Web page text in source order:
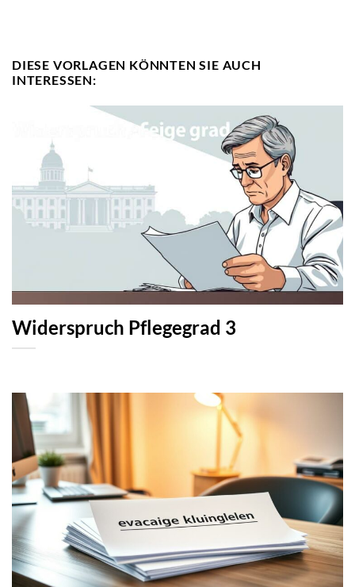
DIESE VORLAGEN KÖNNTEN SIE AUCH
INTERESSEN:
Widerspruch Pflegegrad 3